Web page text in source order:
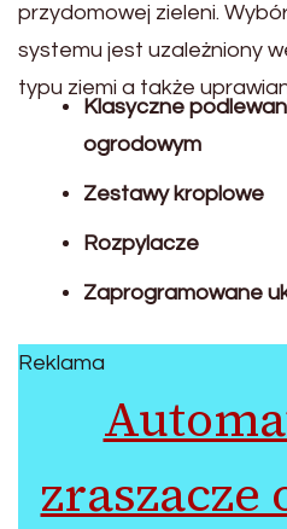
przydomowej zieleni.
systemu jest uzależniony
typu ziemi a także
Klasyczne
ogrodowym
Zestawy kroplowe
Rozpylacze
Zaprogramowane
Reklama
zraszacze